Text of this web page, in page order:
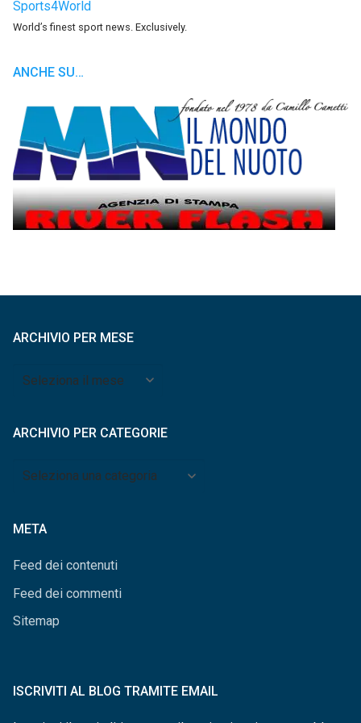
Sports4World
World’s finest sport news. Exclusively.
ANCHE SU…
ARCHIVIO PER MESE
Archivio
ARCHIVIO PER CATEGORIE
Archivio
META
Feed dei contenuti
Feed dei commenti
Sitemap
ISCRIVITI AL BLOG TRAMITE EMAIL